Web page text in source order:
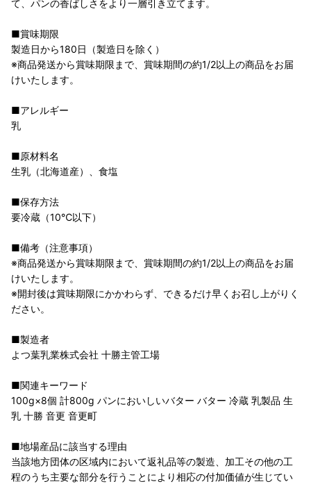
て、パンの香ばしさをより一層引き立てます。
■賞味期限
製造日から180日（製造日を除く）
※商品発送から賞味期限まで、賞味期間の約1/2以上の商品をお届
けいたします。
■アレルギー
乳
■原材料名
生乳（北海道産）、食塩
■保存方法
要冷蔵（10℃以下）
■備考（注意事項）
※商品発送から賞味期限まで、賞味期間の約1/2以上の商品をお届
けいたします。
※開封後は賞味期限にかかわらず、できるだけ早くお召し上がりく
ださい。
■製造者
よつ葉乳業株式会社 十勝主管工場
■関連キーワード
100g×8個 計800g パンにおいしいバター バター 冷蔵 乳製品 生
乳 十勝 音更 音更町
■地場産品に該当する理由
当該地方団体の区域内において返礼品等の製造、加工その他の工
程のうち主要な部分を行うことにより相応の付加価値が生じてい